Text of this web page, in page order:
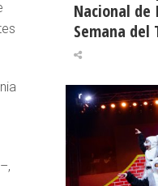
Nacional de
Semana del